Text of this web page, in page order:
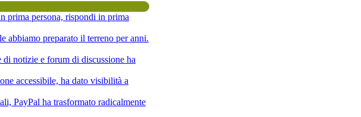
prima persona, rispondi in prima
abbiamo preparato il terreno per anni.
notizie e forum di discussione ha
accessibile, ha dato visibilità a
PayPal ha trasformato radicalmente